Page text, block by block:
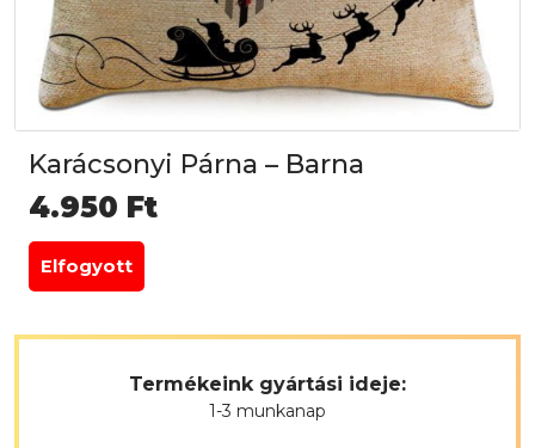
Karácsonyi Párna – Barna
4.950 Ft
Elfogyott
Termékeink gyártási ideje:
1-3 munkanap